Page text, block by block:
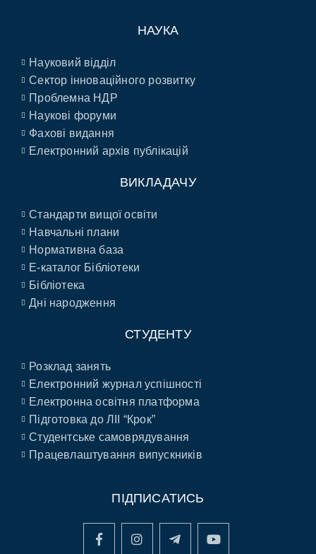
НАУКА
Науковий відділ
Сектор інноваційного розвитку
Проблемна НДР
Наукові форуми
Фахові видання
Електронний архів публікацій
ВИКЛАДАЧУ
Стандарти вищої освіти
Навчальні плани
Нормативна база
E-каталог Бібліотеки
Бібліотека
Дні народження
СТУДЕНТУ
Розклад занять
Електронний журнал успішності
Електронна освітня платформа
Підготовка до ЛІІ “Крок”
Студентське самоврядування
Працевлаштування випускників
ПІДПИСАТИСЬ